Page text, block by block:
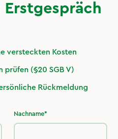
versteckten Kosten
prüfen (§20 SGB V)
Rückmeldung
Nachname*